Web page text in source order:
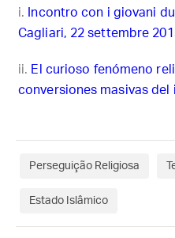
Incontro con i giovani
Cagliari, 22 settembre
El curioso fenómeno
conversiones masivas
Perseguição Religiosa
Estado Islâmico